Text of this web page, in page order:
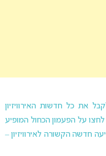
את כל חדשות האירוויזיון
לחצו על הפעמון הכחול המופיע
חדשה הקשורה לאירוויזיון –